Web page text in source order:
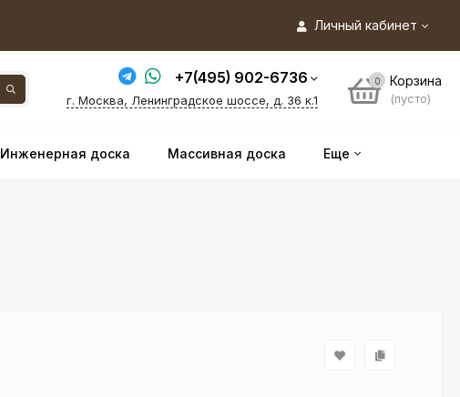
Личный кабинет
+7(495) 902-6736
г. Москва, Ленинградское шоссе, д. 36 к.1
0 Корзина
(пусто)
Инженерная доска Массивная доска Еще